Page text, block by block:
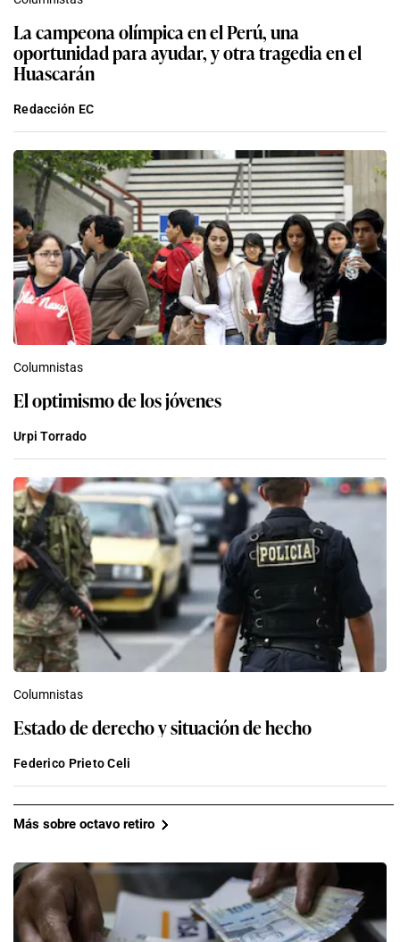
La campeona olímpica en el Perú, una
oportunidad para ayudar, y otra tragedia en el
Huascarán
Redacción EC
Columnistas
El optimismo de los jóvenes
Urpi Torrado
Columnistas
Estado de derecho y situación de hecho
Federico Prieto Celi
Más sobre octavo retiro